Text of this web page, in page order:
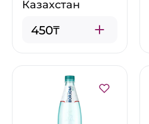
Казахстан
450₸